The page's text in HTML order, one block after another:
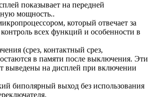
показывает на передней
мощность..
который отвечает за
всех функций и особенности в
(срез, контактный срез,
в памяти после выключения. Эти
выведены на дисплей при включении
биполярный выход без использования